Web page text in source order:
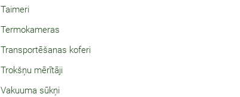
Taimeri
Termokameras
Transportēšanas koferi
Trokšņu mērītāji
Vakuuma sūkņi